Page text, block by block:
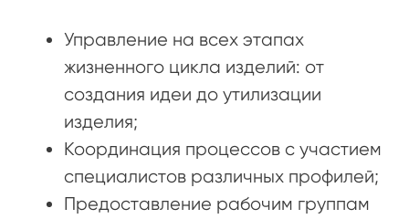
Управление на всех этапах
жизненного цикла изделий: от
создания идеи до утилизации
изделия;
Координация процессов с участием
специалистов различных профилей;
Предоставление рабочим группам